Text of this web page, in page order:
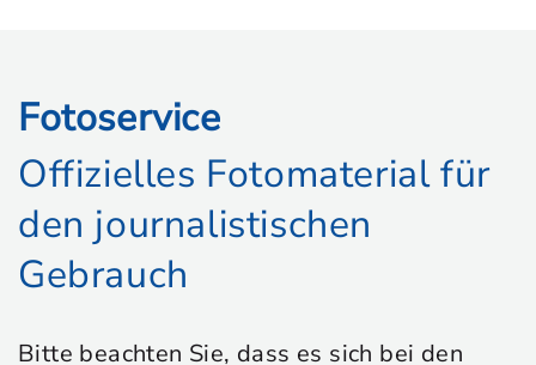
Fotoservice
Offizielles Fotomaterial für
den journalistischen
Gebrauch
Bitte beachten Sie, dass es sich bei den